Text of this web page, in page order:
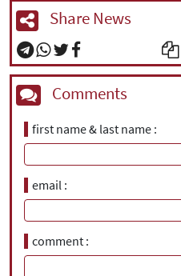
Share News
Comments
first name & last name
email
comment